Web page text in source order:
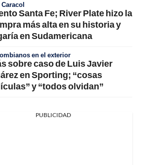
Santa Fe; River Plate hizo la
más alta en su historia y
en Sudamericana
en el exterior
sobre caso de Luis Javier
en Sporting; “cosas
y “todos olvidan”
PUBLICIDAD